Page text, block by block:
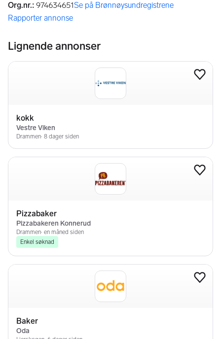
Org.nr.: 974634651Se på Brønnøysundregistrene
(åpnes i ny fane)
Rapporter annonse